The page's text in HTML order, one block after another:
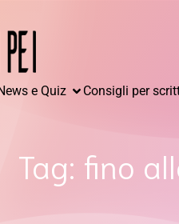
e Quiz Consigli per
Tag: fino